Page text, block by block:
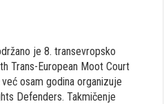
je 8. transevropsko
Trans-European Moot Court
osam godina organizuje
Defenders. Takmičenje